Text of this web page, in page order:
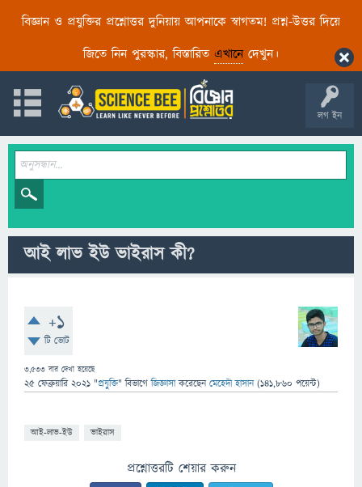
বিজ্ঞান ও প্রযুক্তির প্রশ্নোত্তর দুনিয়ায় আপনাকে স্বাগতম! প্রশ্ন-উত্তর দিয়ে
জিতে নিন পুরস্কার, বিস্তারিত এখানেদেখুন।
লগ ইন
আই লাভ ইউ ভাইরাস কী?
+1
টি ভোট
3,533 বার দেখা হয়েছে
25 ফেব্রুয়ারি 2021 "প্রযুক্তি" বিভাগে জিজ্ঞাসাকরেছেনমেহেদী হাসান (141,860 পয়েন্ট)
আই-লাভ-ইউ ভাইরাস
প্রশ্নোত্তরটি শেয়ার করুন